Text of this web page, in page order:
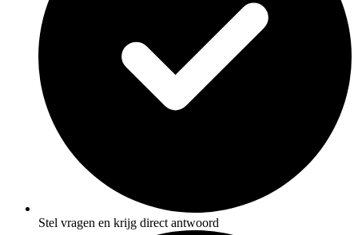
Stel vragen en krijg direct antwoord